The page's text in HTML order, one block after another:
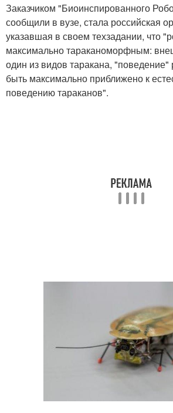
Заказчиком "Биоинспированного
сообщили в вузе, стала российская
указавшая в своем техзадании, что
максимально тараканоморфным:
один из видов таракана,
быть максимально приближено к
поведению тараканов".